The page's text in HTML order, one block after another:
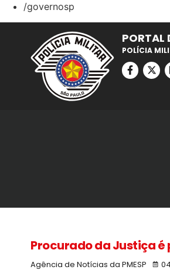
/governosp
PORTAL
POLÍCIA
Procurado da Justiça
Agência de Notícias da PMESP